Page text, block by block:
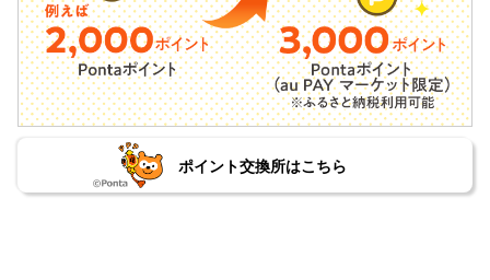
ポイント交換所はこちら